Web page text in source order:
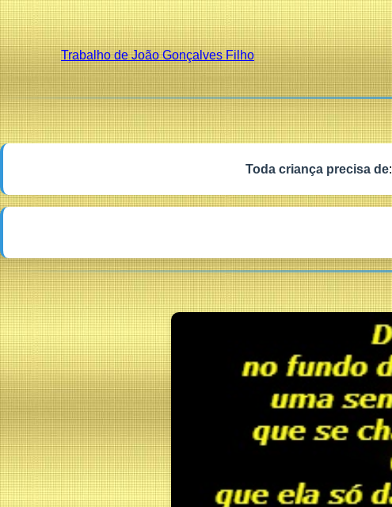
Trabalho de João Gonçalves Filho
Toda criança precisa de: